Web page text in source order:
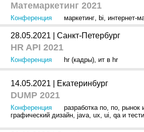
Матемаркетинг 2021
Конференция маркетинг, bi, интернет-
28.05.2021 | Санкт-Петербург
HR API 2021
Конференция hr (кадры), ит в hr
14.05.2021 | Екатеринбург
DUMP 2021
Конференция разработка по, по, рынок
графический дизайн, java, ux, ui, qa и